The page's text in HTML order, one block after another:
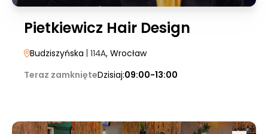
Pietkiewicz Hair Design
Budziszyńska | 114A, Wrocław
Teraz zamknięteDzisiaj:09:00-13:00